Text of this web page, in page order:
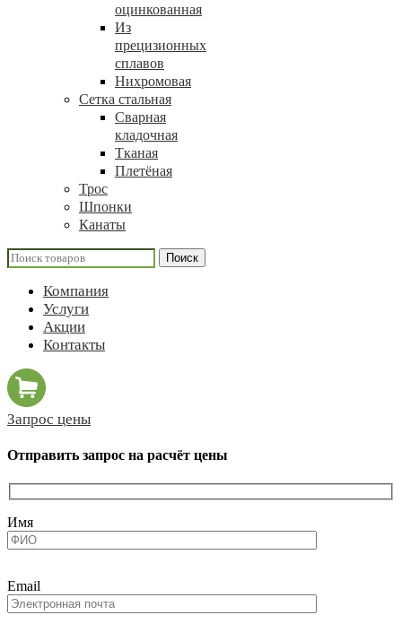
оцинкованная
Из
прецизионных
сплавов
Нихромовая
Сетка стальная
Сварная
кладочная
Тканая
Плетёная
Трос
Шпонки
Канаты
Поиск
Компания
Услуги
Акции
Контакты
Запрос цены
Отправить запрос на расчёт цены
Имя
Email